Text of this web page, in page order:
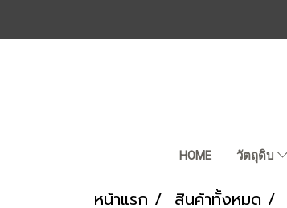
HOME วัตถุดิบ
หน้าแรก สินค้าทั้งหมด